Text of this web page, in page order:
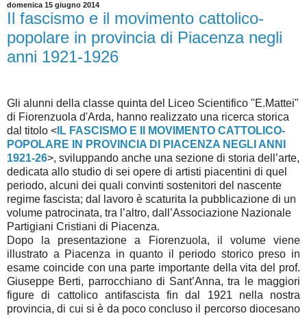
domenica 15 giugno 2014
Il fascismo e il movimento cattolico-
popolare in provincia di Piacenza negli
anni 1921-1926
Gli alunni della classe quinta del Liceo Scientifico "E.Mattei"
di Fiorenzuola d'Arda, hanno realizzato una ricerca storica
dal titolo < IL FASCISMO E Il MOVIMENTO CATTOLICO-
POPOLARE IN PROVINCIA DI PIACENZA NEGLI ANNI
1921-26>, sviluppando anche una sezione di storia dell’arte,
dedicata allo studio di sei opere di artisti piacentini di quel
periodo, alcuni dei quali convinti sostenitori del nascente
regime fascista; dal lavoro è scaturita la pubblicazione di un
volume patrocinata, tra l’altro, dall’Associazione Nazionale
Partigiani Cristiani di Piacenza.
Dopo la presentazione a Fiorenzuola, il volume viene
illustrato a Piacenza in quanto il periodo storico preso in
esame coincide con una parte importante della vita del prof.
Giuseppe Berti, parrocchiano di Sant’Anna, tra le maggiori
figure di cattolico antifascista fin dal 1921 nella nostra
provincia, di cui si è da poco concluso il percorso diocesano